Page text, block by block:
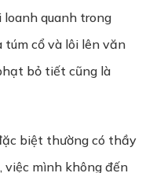
quanh trong
cổ và lôi lên văn
bỏ tiết cũng là
biệt thường có thầy
việc mình không đến